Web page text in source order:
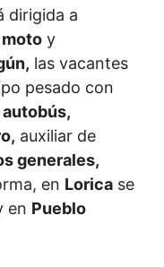
dirigida a
y
las vacantes
pesado con
auxiliar de
generales,
en Lorica se
en Pueblo